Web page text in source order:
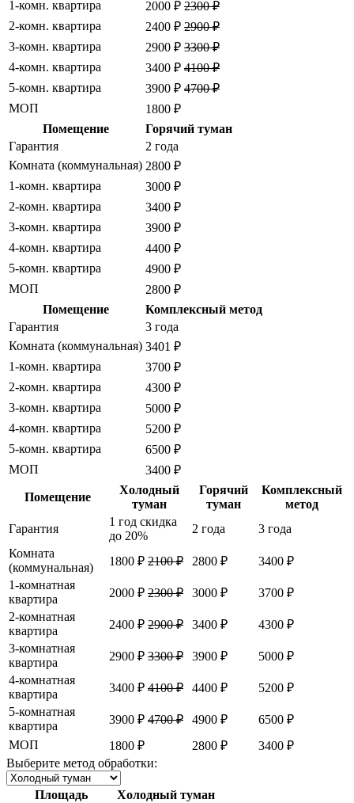
1-комн. квартира 2000 ₽ 2300 ₽
2-комн. квартира
2400 ₽ 2900 ₽
3-комн. квартира
2900 ₽ 3300 ₽
4-комн. квартира
3400 ₽ 4100 ₽
5-комн. квартира
3900 ₽ 4700 ₽
МОП
1800 ₽
Помещение
Горячий туман
Гарантия
2 года
Комната (коммунальная) 2800 ₽
1-комн. квартира
3000 ₽
2-комн. квартира
3400 ₽
3-комн. квартира
3900 ₽
4-комн. квартира
4400 ₽
5-комн. квартира
4900 ₽
МОП
2800 ₽
Помещение
Комплексный метод
Гарантия
3 года
Комната (коммунальная) 3401 ₽
1-комн. квартира
3700 ₽
2-комн. квартира
4300 ₽
3-комн. квартира
5000 ₽
4-комн. квартира
5200 ₽
5-комн. квартира
6500 ₽
МОП
3400 ₽
Помещение
Холодный
туман
Горячий
туман
Комплексный
метод
Гарантия
1 год скидка
до 20%
2 года
3 года
Комната
(коммунальная)
1800 ₽ 2100 ₽ 2800 ₽
3400 ₽
1-комнатная
квартира
2000 ₽ 2300 ₽ 3000 ₽
3700 ₽
2-комнатная
квартира
2400 ₽ 2900 ₽ 3400 ₽
4300 ₽
3-комнатная
квартира
2900 ₽ 3300 ₽ 3900 ₽
5000 ₽
4-комнатная
квартира
3400 ₽ 4100 ₽ 4400 ₽
5200 ₽
5-комнатная
квартира
3900 ₽ 4700 ₽ 4900 ₽
6500 ₽
МОП
1800 ₽ 2800 ₽
3400 ₽
Выберите метод обработки:
Площадь
Холодный туман